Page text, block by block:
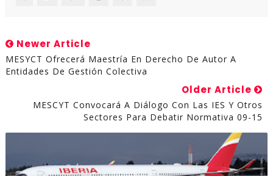
Newer Article
MESYCT Ofrecerá Maestría En Derecho De Autor A
Entidades De Gestión Colectiva
Older Article
MESCYT Convocará A Diálogo Con Las IES Y Otros
Sectores Para Debatir Normativa 09-15